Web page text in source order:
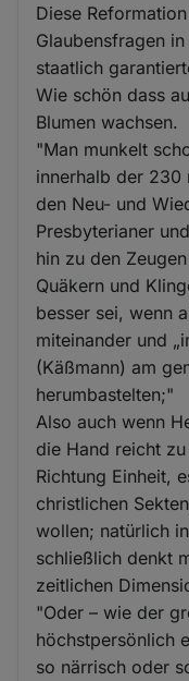
Diese
Glaubensfragen
staatlich
Wie schön dass
Blumen wachsen.
"Man munkelt
innerhalb der 230
den Neu- und
Presbyterianer
hin zu den
Quäkern und
besser sei, wenn
miteinander und
(Käßmann) am
herumbastelten;"
Also auch wenn
die Hand reicht
Richtung Einheit,
christlichen
wollen; natürlich
schließlich denkt
zeitlichen
"Oder – wie der
höchstpersönlich
so närrisch oder